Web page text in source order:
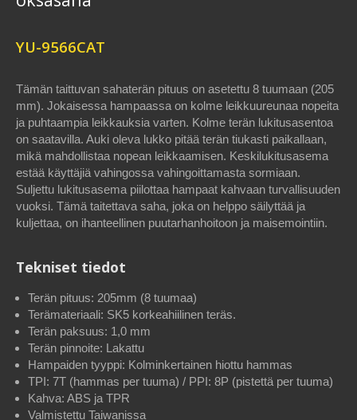
YU-9566CAT
Tämän taittuvan sahaterän pituus on asetettu 8 tuumaan (205
mm). Jokaisessa hampaassa on kolme leikkuureunaa nopeita
ja puhtaampia leikkauksia varten. Kolme terän lukitusasentoa
on saatavilla. Auki oleva lukko pitää terän tiukasti paikallaan,
mikä mahdollistaa nopean leikkaamisen. Keskilukitusasema
estää käyttäjiä vahingossa vahingoittamasta sormiaan.
Suljettu lukitusasema piilottaa hampaat kahvaan turvallisuuden
vuoksi. Tämä taitettava saha, joka on helppo säilyttää ja
kuljettaa, on ihanteellinen puutarhanhoitoon ja maisemointiin.
Tekniset tiedot
Terän pituus: 205mm (8 tuumaa)
Terämateriaali: SK5 korkeahiilinen teräs.
Terän paksuus: 1,0 mm
Terän pinnoite: Lakattu
Hampaiden tyyppi: Kolminkertainen hiottu hammas
TPI: 7T (hammas per tuuma) / PPI: 8P (pistettä per tuuma)
Kahva: ABS ja TPR
Valmistettu Taiwanissa